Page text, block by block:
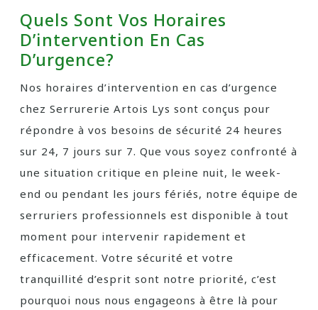
Quels Sont Vos Horaires
D’intervention En Cas
D’urgence?
Nos horaires d’intervention en cas d’urgence
chez Serrurerie Artois Lys sont conçus pour
répondre à vos besoins de sécurité 24 heures
sur 24, 7 jours sur 7. Que vous soyez confronté à
une situation critique en pleine nuit, le week-
end ou pendant les jours fériés, notre équipe de
serruriers professionnels est disponible à tout
moment pour intervenir rapidement et
efficacement. Votre sécurité et votre
tranquillité d’esprit sont notre priorité, c’est
pourquoi nous nous engageons à être là pour